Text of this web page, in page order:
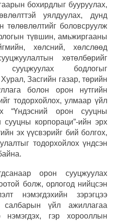
бохирдлыг бууруулах,
уялдуулах, дунд
төлөвлөлтийг боловсруулж
түвшин, амьжиргааны
хөлсний, хөлслөөд
хөтөлбөрийг
бодлогыг
Засгийн газар, төрийн
болон орон нутгийн
тодорхойлох, улмаар үйл
“Үндэсний орон сууцны
сууцны корпораци”-ийн эрх
эх үүсвэрийг бий болгох,
тодорхойлох үндсэн
орон сууцжуулах
болж, орлогод нийцсэн
нэмэгдэхийн зэрэгцээ
үйл ажиллагаа
гэр хорооллын